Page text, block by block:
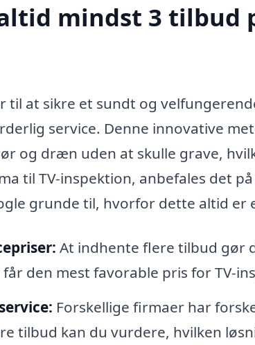
mindst 3 tilbud
til at sikre et sundt og
service. Denne innovative
og dræn uden at skulle grave,
til TV-inspektion, anbefales det
grunde til, hvorfor dette altid er
At indhente flere tilbud gør
får den mest favorable pris for TV-
Forskellige firmaer har
tilbud kan du vurdere, hvilken